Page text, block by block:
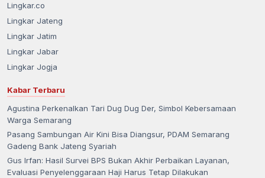
Lingkar.co
Lingkar Jateng
Lingkar Jatim
Lingkar Jabar
Lingkar Jogja
Kabar Terbaru
Agustina Perkenalkan Tari Dug Dug Der, Simbol Kebersamaan
Warga Semarang
Pasang Sambungan Air Kini Bisa Diangsur, PDAM Semarang
Gadeng Bank Jateng Syariah
Gus Irfan: Hasil Survei BPS Bukan Akhir Perbaikan Layanan,
Evaluasi Penyelenggaraan Haji Harus Tetap Dilakukan